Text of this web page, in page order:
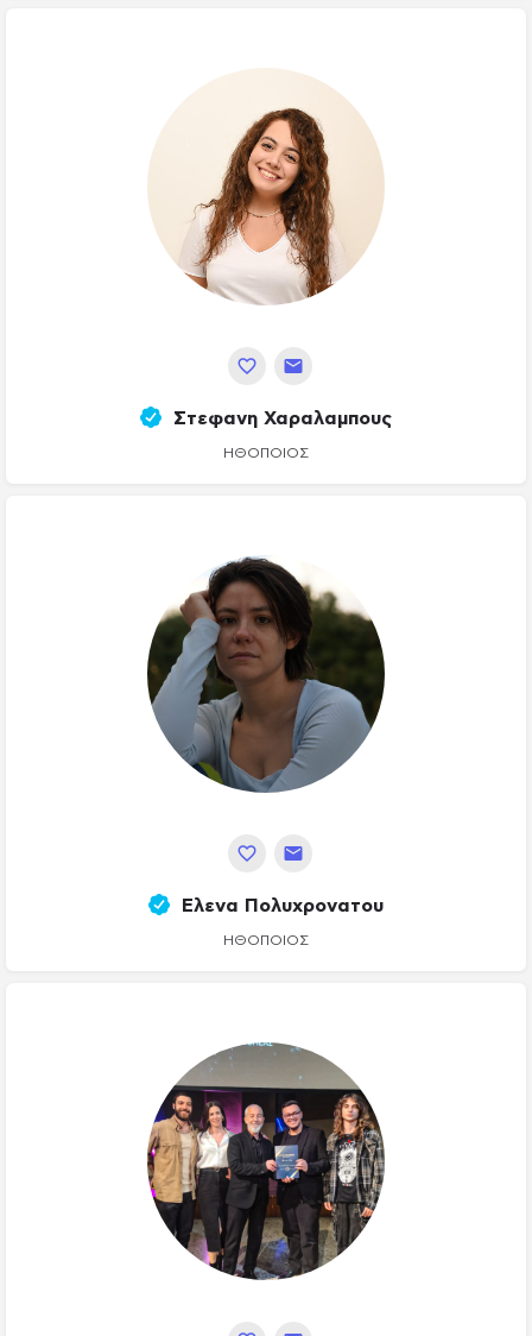
Στεφανη Χαραλαμπους
ΗΘΟΠΟΙΌΣ
Ελενα Πολυχρονατου
ΗΘΟΠΟΙΌΣ